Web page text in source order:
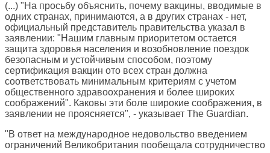
(...) "На просьбу объяснить, почему вакцины, вводимые в
одних странах, принимаются, а в других странах - нет,
официальный представитель правительства указал в
заявлении: "Нашим главным приоритетом остается
защита здоровья населения и возобновление поездок
безопасным и устойчивым способом, поэтому
сертификация вакцин ото всех стран должна
соответствовать минимальным критериям с учетом
общественного здравоохранения и более широких
соображений". Каковы эти боле широкие соображения, в
заявлении не проясняется", - указывает The Guardian.
"В ответ на международное недовольство введением
ограничений Великобритания пообещала сотрудничество